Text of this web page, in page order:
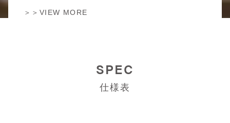
＞＞VIEW MORE
SPEC
仕様表